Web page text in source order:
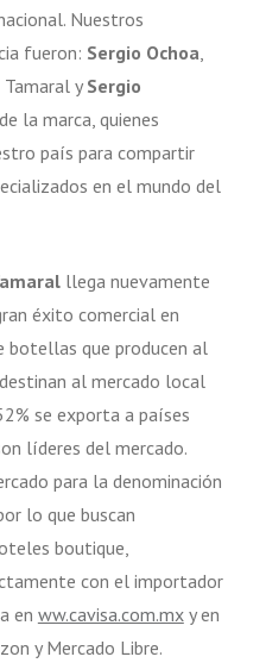
Nuestros
fueron: Sergio Ochoa,
ySergio
la marca, quienes
país para compartir
en el mundo del
llega nuevamente
éxito comercial en
botellas que producen al
al mercado local
se exporta a países
líderes del mercado.
para la denominación
lo que buscan
boutique,
con el importador
en ww.cavisa.com.mxy en
y Mercado Libre.